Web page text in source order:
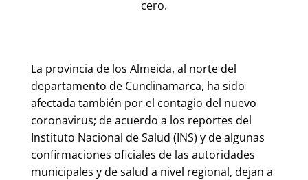
cero.
La provincia de los Almeida, al norte del
departamento de Cundinamarca, ha sido
afectada también por el contagio del nuevo
coronavirus; de acuerdo a los reportes del
Instituto Nacional de Salud (INS) y de algunas
confirmaciones oficiales de las autoridades
municipales y de salud a nivel regional, dejan a